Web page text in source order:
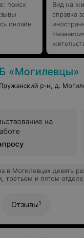
поиск
онлайн
Вид на
справка
«Mогилевцы»
р-н, д.
на
в Могилевцах девять
третьем и пятом
любимая медсестра,
Елизавета
мы с ней очень
Александрович, не
хорошо. Дают
Отзывы1